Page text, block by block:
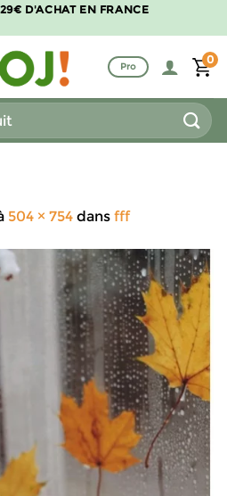
D'ACHAT EN FRANCE
Pro
0
504 × 754 dans fff